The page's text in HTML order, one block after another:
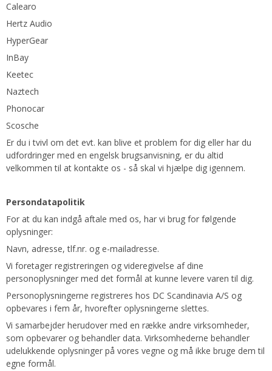
Calearo
Hertz Audio
HyperGear
InBay
Keetec
Naztech
Phonocar
Scosche
Er du i tvivl om det evt. kan blive et problem for dig eller har du
udfordringer med en engelsk brugsanvisning, er du altid
velkommen til at kontakte os - så skal vi hjælpe dig igennem.
Persondatapolitik
For at du kan indgå aftale med os, har vi brug for følgende
oplysninger:
Navn, adresse, tlf.nr. og e-mailadresse.
Vi foretager registreringen og videregivelse af dine
personoplysninger med det formål at kunne levere varen til dig.
Personoplysningerne registreres hos DC Scandinavia A/S og
opbevares i fem år, hvorefter oplysningerne slettes.
Vi samarbejder herudover med en række andre virksomheder,
som opbevarer og behandler data. Virksomhederne behandler
udelukkende oplysninger på vores vegne og må ikke bruge dem til
egne formål.